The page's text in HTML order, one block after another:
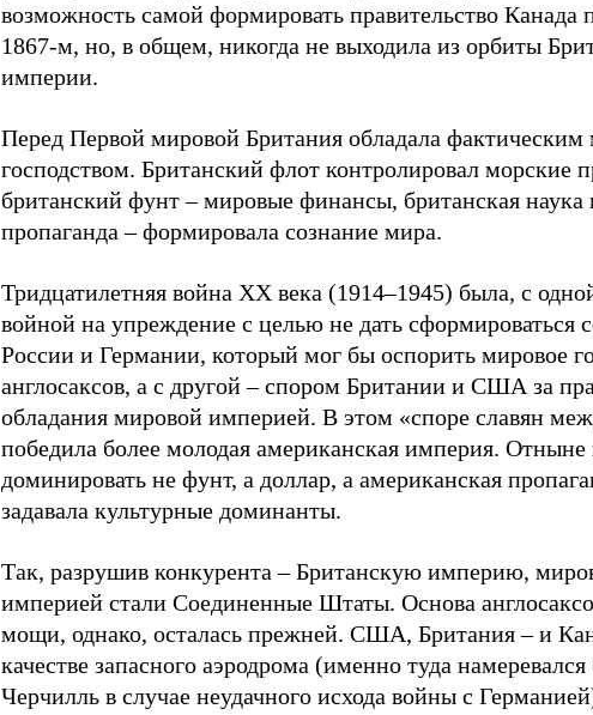
возможность самой формировать правительство Канада
1867-м, но, в общем, никогда не выходила из орбиты
империи.
Перед Первой мировой Британия обладала
господством. Британский флот контролировал морские
британский фунт – мировые финансы, британская наука
пропаганда – формировала сознание мира.
Тридцатилетняя война ХХ века (1914–1945) была, с
войной на упреждение с целью не дать сформироваться
России и Германии, который мог бы оспорить мировое
англосаксов, а с другой – спором Британии и США за
обладания мировой империей. В этом «споре славян
победила более молодая американская империя. Отныне
доминировать не фунт, а доллар, а американская
задавала культурные доминанты.
Так, разрушив конкурента – Британскую империю,
империей стали Соединенные Штаты. Основа
мощи, однако, осталась прежней. США, Британия – и
качестве запасного аэродрома (именно туда намеревался
Черчилль в случае неудачного исхода войны с